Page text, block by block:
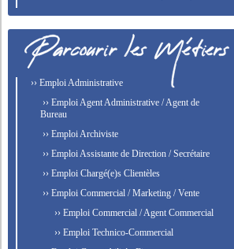
›› Emploi Administrative
›› Emploi Agent Administrative / Agent de
Bureau
›› Emploi Archiviste
›› Emploi Assistante de Direction / Secrétaire
›› Emploi Chargé(e)s Clientèles
›› Emploi Commercial / Marketing / Vente
›› Emploi Commercial / Agent Commercial
›› Emploi Technico-Commercial